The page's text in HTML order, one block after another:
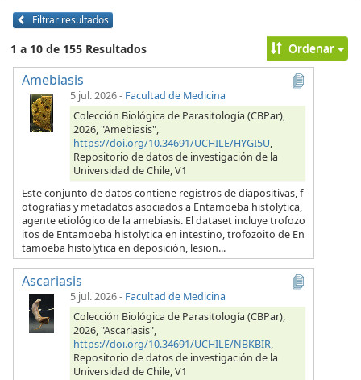
Filtrar resultados
1 a 10 de 155 Resultados Ordenar
Amebiasis
5 jul. 2026- Facultad de Medicina
Colección Biológica de Parasitología (CBPar),
2026, "Amebiasis",
https://doi.org/10.34691/UCHILE/HYGI5U,
Repositorio de datos de investigación de la
Universidad de Chile, V1
Este conjunto de datos contiene registros de diapositivas, f
otografías y metadatos asociados a Entamoeba histolytica,
agente etiológico de la amebiasis. El dataset incluye trofozo
itos de Entamoeba histolytica en intestino, trofozoito de En
tamoeba histolytica en deposición, lesion...
Ascariasis
5 jul. 2026- Facultad de Medicina
Colección Biológica de Parasitología (CBPar),
2026, "Ascariasis",
https://doi.org/10.34691/UCHILE/NBKBIR,
Repositorio de datos de investigación de la
Universidad de Chile, V1